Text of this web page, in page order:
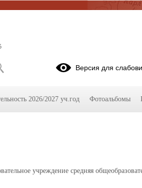
учреждение средняя
Версия для
2026/2027 уч.год Фотоальбомы